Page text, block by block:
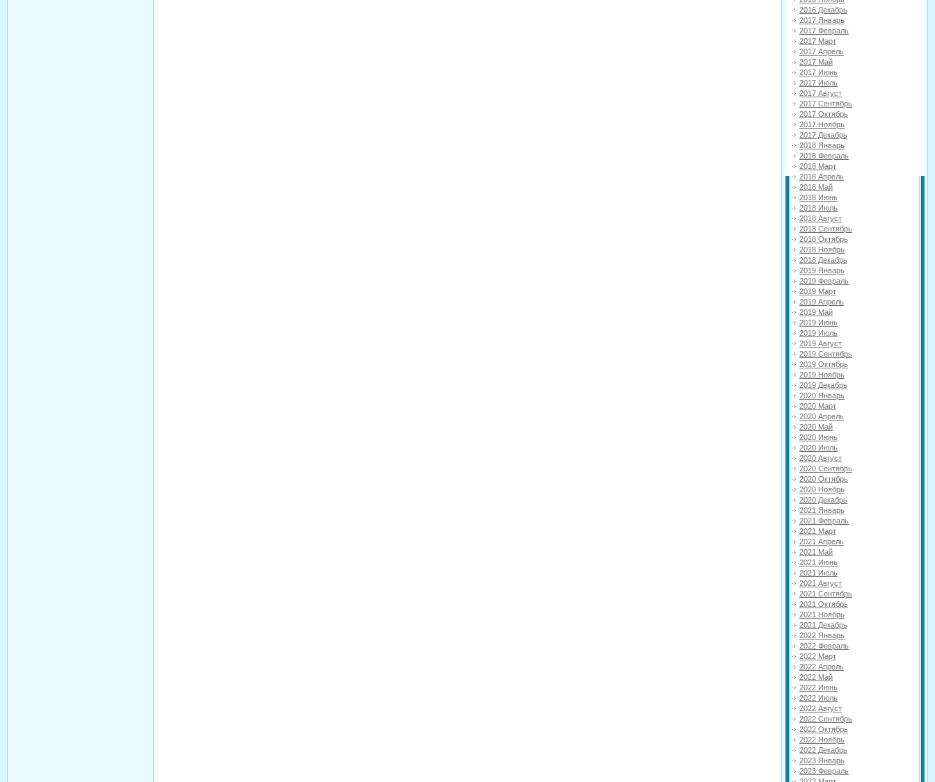
2016 Декабрь
2017 Январь
2017 Февраль
2017 Март
2017 Апрель
2017 Май
2017 Июнь
2017 Июль
2017 Август
2017 Сентябрь
2017 Октябрь
2017 Ноябрь
2017 Декабрь
2018 Январь
2018 Февраль
2018 Март
2018 Апрель
2018 Май
2018 Июнь
2018 Июль
2018 Август
2018 Сентябрь
2018 Октябрь
2018 Ноябрь
2018 Декабрь
2019 Январь
2019 Февраль
2019 Март
2019 Апрель
2019 Май
2019 Июнь
2019 Июль
2019 Август
2019 Сентябрь
2019 Октябрь
2019 Ноябрь
2019 Декабрь
2020 Январь
2020 Март
2020 Апрель
2020 Май
2020 Июнь
2020 Июль
2020 Август
2020 Сентябрь
2020 Октябрь
2020 Ноябрь
2020 Декабрь
2021 Январь
2021 Февраль
2021 Март
2021 Апрель
2021 Май
2021 Июнь
2021 Июль
2021 Август
2021 Сентябрь
2021 Октябрь
2021 Ноябрь
2021 Декабрь
2022 Январь
2022 Февраль
2022 Март
2022 Апрель
2022 Май
2022 Июнь
2022 Июль
2022 Август
2022 Сентябрь
2022 Октябрь
2022 Ноябрь
2022 Декабрь
2023 Январь
2023 Февраль